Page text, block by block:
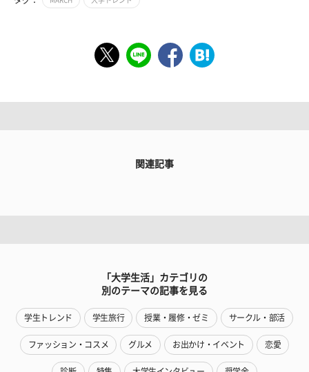
関連記事
「大学生活」カテゴリの
別のテーマの記事を見る
学生トレンド 学生旅行 授業・履修・ゼミ サークル・部活
ファッション・コスメ グルメ お出かけ・イベント 恋愛